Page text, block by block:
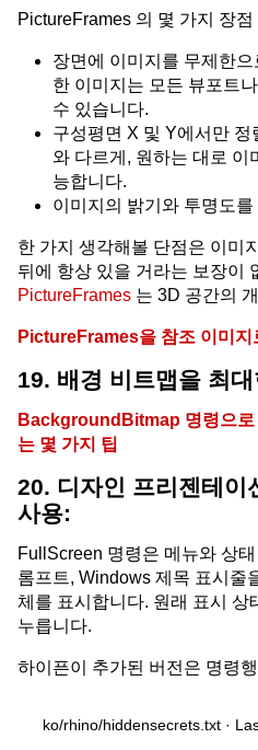
PictureFrames 의 몇 가지 장점
장면에 이미지를 무제한으
한 이미지는 모든 뷰포트
수 있습니다.
구성평면 X 및 Y에서만
와 다르게, 원하는 대로 이
능합니다.
이미지의 밝기와 투명도
한 가지 생각해볼 단점은 이미
뒤에 항상 있을 거라는 보장이
PictureFrames 는 3D 공간의
PictureFrames을 참조 이미지
19. 배경 비트맵을 최
BackgroundBitmap 명령으로
는 몇 가지 팁
20. 디자인 프리젠테이
사용:
FullScreen 명령은 메뉴와 상
롬프트, Windows 제목 표시줄
체를 표시합니다. 원래 표시 상
누릅니다.
하이픈이 추가된 버전은 명령
ko/rhino/hiddensecrets.txt ·